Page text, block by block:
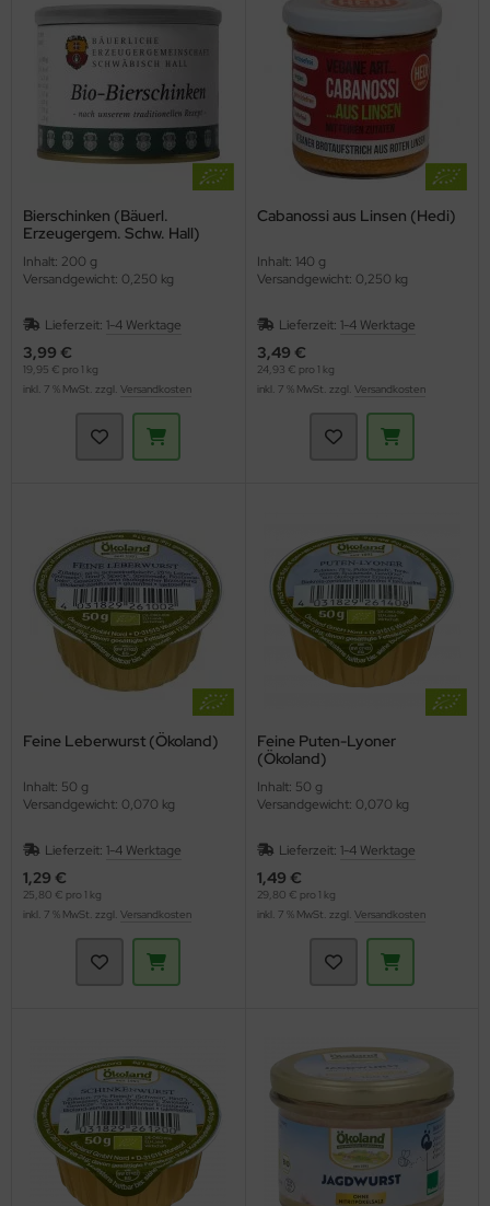
Bierschinken (Bäuerl.
Erzeugergem. Schw. Hall)
Inhalt: 200 g
Versandgewicht: 0,250 kg
Lieferzeit: 1-4 Werktage
3,99 €
19,95 € pro 1 kg
inkl. 7 % MwSt. zzgl. Versandkosten
Cabanossi aus Linsen (Hedi)
Inhalt: 140 g
Versandgewicht: 0,250 kg
Lieferzeit: 1-4 Werktage
3,49 €
24,93 € pro 1 kg
inkl. 7 % MwSt. zzgl. Versandkosten
Feine Leberwurst (Ökoland)
Inhalt: 50 g
Versandgewicht: 0,070 kg
Lieferzeit: 1-4 Werktage
1,29 €
25,80 € pro 1 kg
inkl. 7 % MwSt. zzgl. Versandkosten
Feine Puten-Lyoner
(Ökoland)
Inhalt: 50 g
Versandgewicht: 0,070 kg
Lieferzeit: 1-4 Werktage
1,49 €
29,80 € pro 1 kg
inkl. 7 % MwSt. zzgl. Versandkosten
& Lippenpflege
& Kajalstifte
up & Rouge
/ Brotdosen
Tücher, Pads